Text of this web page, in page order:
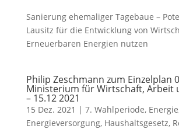
Sanierung ehemaliger Tagebaue –
Lausitz für die Entwicklung von
Erneuerbaren Energien nutzen
Philip Zeschmann zum Einzelplan
Ministerium für Wirtschaft, Arbeit
– 15.12 2021
15 Dez. 2021 | 7. Wahlperiode, Energie
Energieversorgung, Haushaltsgesetz,